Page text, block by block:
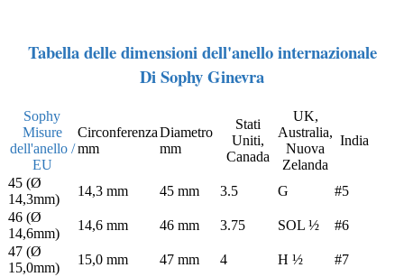
Tabella delle dimensioni dell'anello internazionale
Di Sophy Ginevra
Sophy
Misure
dell'anello /
EU
Circonferenza
mm
Diametro
mm
Stati
Uniti,
Canada
UK,
Australia,
Nuova
Zelanda
India
45 (Ø
14,3mm)
14,3 mm 45 mm 3.5 G
#5
46 (Ø
14,6mm)
14,6 mm 46 mm 3.75 SOL ½
#6
47 (Ø
15,0mm)
15,0 mm 47 mm 4 H ½
#7